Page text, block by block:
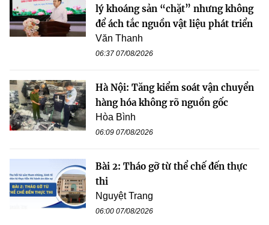
lý khoáng sản “chặt” nhưng không
để ách tắc nguồn vật liệu phát triển
Văn Thanh
06:37 07/08/2026
Hà Nội: Tăng kiểm soát vận chuyển
hàng hóa không rõ nguồn gốc
Hòa Bình
06:09 07/08/2026
Bài 2: Tháo gỡ từ thể chế đến thực
thi
Nguyệt Trang
06:00 07/08/2026